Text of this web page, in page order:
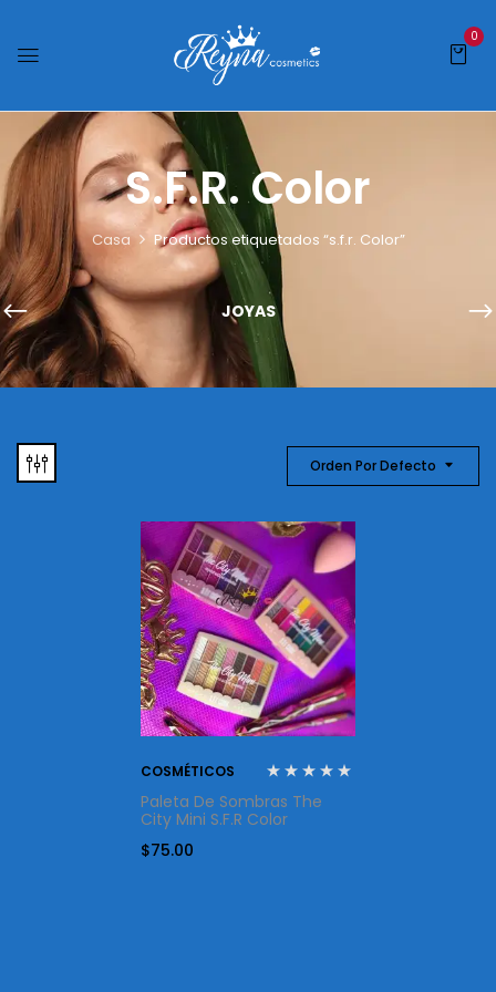
0
S.f.r. Color
Casa Productos etiquetados “s.f.r. Color”
JOYAS
Orden Por Defecto
COSMÉTICOS
Paleta De Sombras The
City Mini S.F.R Color
$75.00